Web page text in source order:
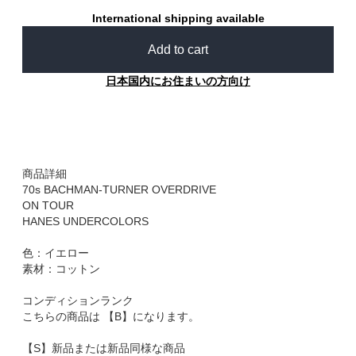
International shipping available
Add to cart
日本国内にお住まいの方向け
商品詳細
70s BACHMAN-TURNER OVERDRIVE
ON TOUR
HANES UNDERCOLORS
色：イエロー
素材：コットン
コンディションランク
こちらの商品は 【B】になります。
【S】新品または新品同様な商品